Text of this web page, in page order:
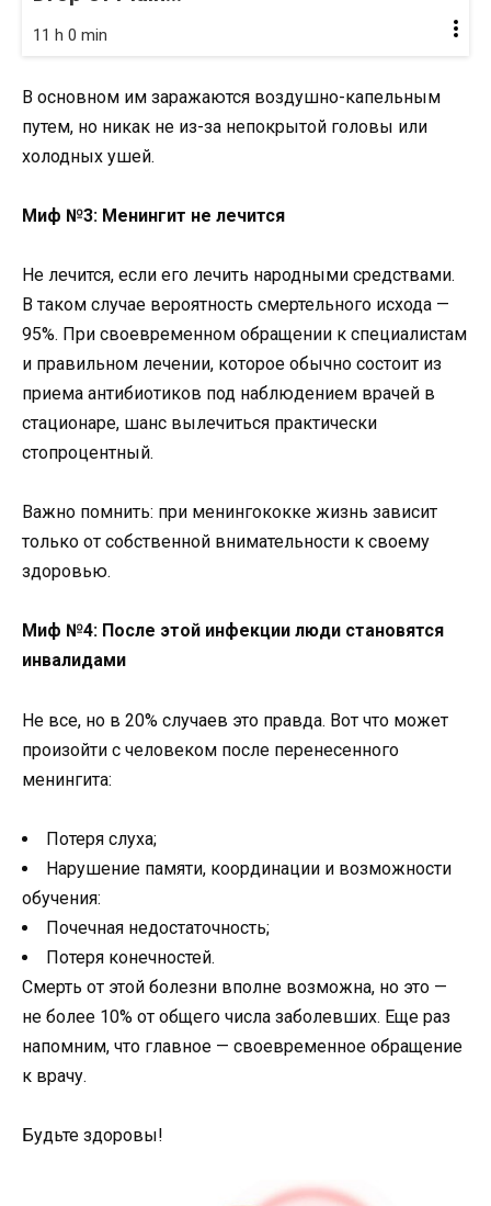
11 h 0 min
В основном им заражаются воздушно-капельным
путем, но никак не из-за непокрытой головы или
холодных ушей.
Миф №3: Менингит не лечится
Не лечится, если его лечить народными средствами.
В таком случае вероятность смертельного исхода —
95%. При своевременном обращении к специалистам
и правильном лечении, которое обычно состоит из
приема антибиотиков под наблюдением врачей в
стационаре, шанс вылечиться практически
стопроцентный.
Важно помнить: при менингококке жизнь зависит
только от собственной внимательности к своему
здоровью.
Миф №4: После этой инфекции люди становятся
инвалидами
Не все, но в 20% случаев это правда. Вот что может
произойти с человеком после перенесенного
менингита:
Потеря слуха;
Нарушение памяти, координации и возможности
обучения:
Почечная недостаточность;
Потеря конечностей.
Смерть от этой болезни вполне возможна, но это —
не более 10% от общего числа заболевших. Еще раз
напомним, что главное — своевременное обращение
к врачу.
Будьте здоровы!